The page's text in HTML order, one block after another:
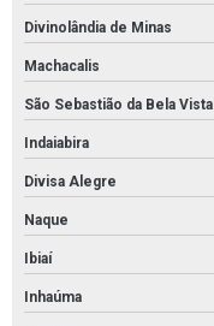
Divinolândia de Minas
Machacalis
São Sebastião da Bela Vista
Indaiabira
Divisa Alegre
Naque
Ibiaí
Inhaúma